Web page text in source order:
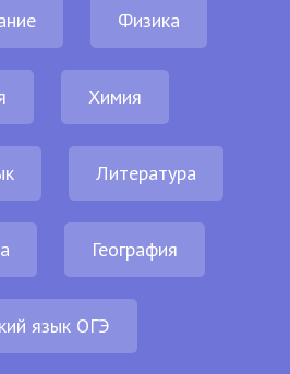
Физика
Химия
Литература
География
язык ОГЭ